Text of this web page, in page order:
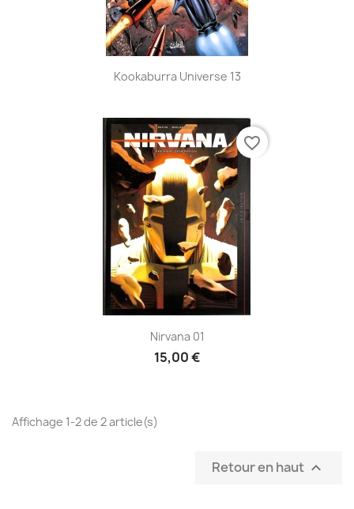
Kookaburra Universe 13
Nirvana 01
15,00 €
favorite_border
Affichage 1-2 de 2 article(s)
Retour en haut 